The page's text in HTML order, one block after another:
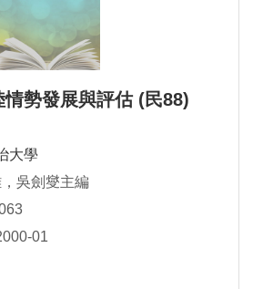
情勢發展與評估 (民88)
大學
吳劍燮主編
01